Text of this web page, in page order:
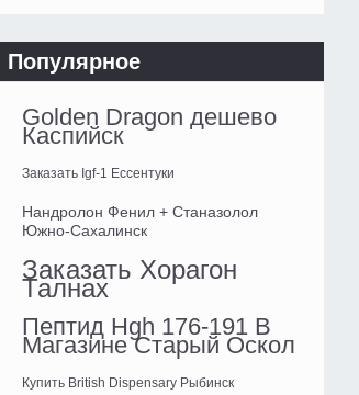
Популярное
Golden Dragon дешево
Каспийск
Заказать Igf-1 Ессентуки
Нандролон Фенил + Станазолол
Южно-Сахалинск
Заказать Хорагон
Талнах
Пептид Hgh 176-191 В
Магазине Старый Оскол
Купить British Dispensary Рыбинск